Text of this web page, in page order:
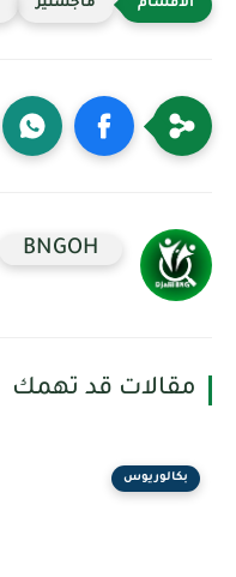
ماجستير
BNGOH
مقالات قد تهمك
بكالوريوس